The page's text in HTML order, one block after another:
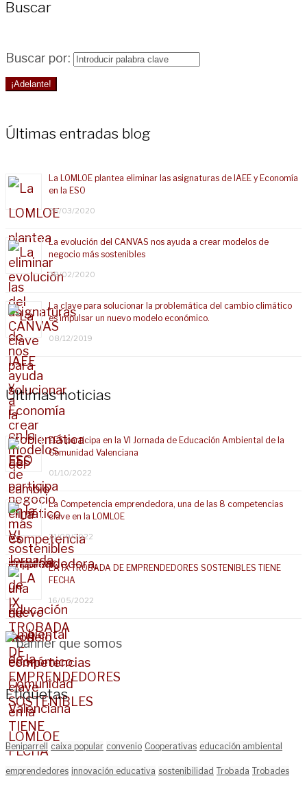
Buscar
Buscar por:
¡Adelante!
Últimas entradas blog
La LOMLOE plantea eliminar las asignaturas de IAEE y Economía
en la ESO
25/03/2020
La evolución del CANVAS nos ayuda a crear modelos de
negocio más sostenibles
28/02/2020
La clave para solucionar la problemática del cambio climático
es impulsar un nuevo modelo económico.
08/12/2019
Últimas noticias
EES participa en la VI Jornada de Educación Ambiental de la
Comunidad Valenciana
01/10/2022
La Competencia emprendedora, una de las 8 competencias
clave en la LOMLOE
21/09/2022
LA IX TROBADA DE EMPRENDEDORES SOSTENIBLES TIENE
FECHA
16/05/2022
Etiquetas
Beniparrell caixa popular convenio Cooperativas educación ambiental
emprendedores innovación educativa sostenibilidad Trobada Trobades